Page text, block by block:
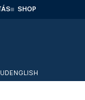
SHOP
ENGLISH